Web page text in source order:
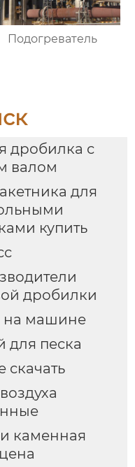
Подогреватель
дробилка с
валом
для
купить
дробилки
на машине
для песка
скачать
каменная